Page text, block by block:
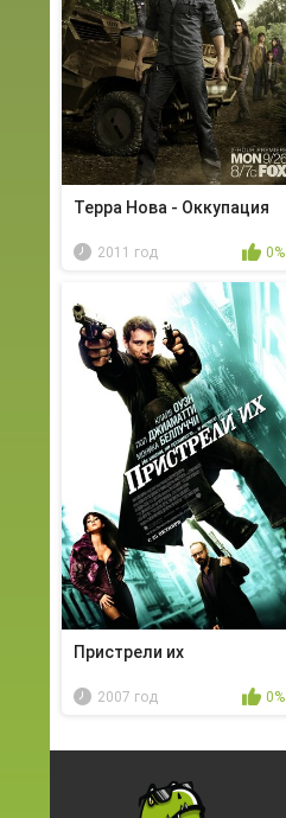
Терра Нова - Оккупация
2011 год 0%
Пристрели их
2007 год 0%